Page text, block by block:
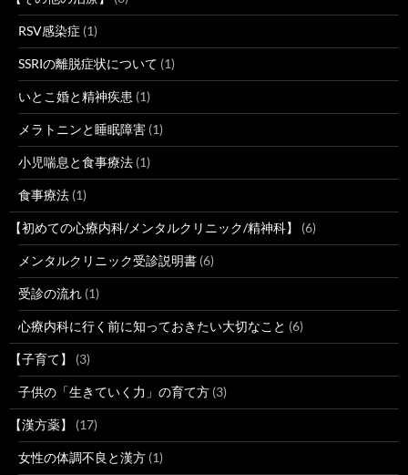
RSV感染症 (1)
SSRIの離脱症状について (1)
いとこ婚と精神疾患 (1)
メラトニンと睡眠障害 (1)
小児喘息と食事療法 (1)
食事療法 (1)
【初めての心療内科/メンタルクリニック/精神科】 (6)
メンタルクリニック受診説明書 (6)
受診の流れ (1)
心療内科に行く前に知っておきたい大切なこと (6)
【子育て】 (3)
子供の「生きていく力」の育て方 (3)
【漢方薬】 (17)
女性の体調不良と漢方 (1)